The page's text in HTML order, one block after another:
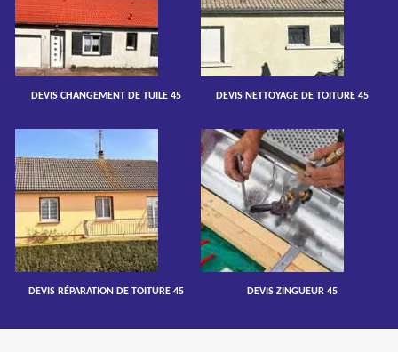
DEVIS CHANGEMENT DE TUILE 45 DEVIS NETTOYAGE DE TOITURE 45
DEVIS RÉPARATION DE TOITURE 45 DEVIS ZINGUEUR 45